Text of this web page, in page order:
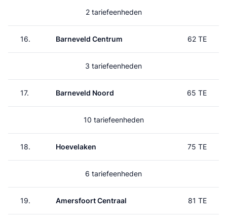
2 tariefeenheden
16. Barneveld Centrum 62 TE
3 tariefeenheden
17. Barneveld Noord 65 TE
10 tariefeenheden
18. Hoevelaken 75 TE
6 tariefeenheden
19. Amersfoort Centraal 81 TE